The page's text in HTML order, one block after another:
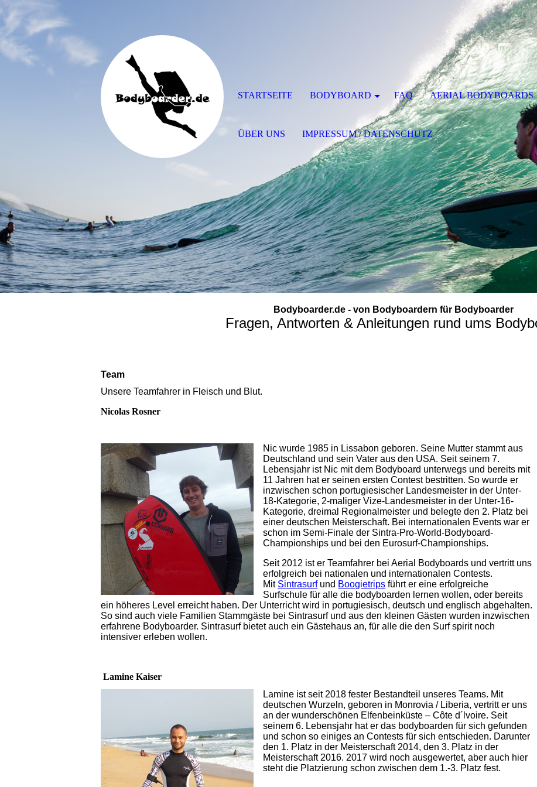
Bodyboarder.de - von Bodyboardern für Bodyboarder
Fragen, Antworten & Anleitungen rund ums
Team
Unsere Teamfahrer in Fleisch und Blut.
Nicolas Rosner
Nic wurde 1985 in Lissabon geboren. Seine Mutter stammt aus
Deutschland und sein Vater aus den USA. Seit seinem 7.
Lebensjahr ist Nic mit dem Bodyboard unterwegs und bereits mit
11 Jahren hat er seinen ersten Contest bestritten. So wurde er
inzwischen schon portugiesischer Landesmeister in der Unter-
18-Kategorie, 2-maliger Vize-Landesmeister in der Unter-16-
Kategorie, dreimal Regionalmeister und belegte den 2. Platz bei
einer deutschen Meisterschaft. Bei internationalen Events war er
schon im Semi-Finale der Sintra-Pro-World-Bodyboard-
Championships und bei den Eurosurf-Championships.
Seit 2012 ist er Teamfahrer bei Aerial Bodyboards und vertritt uns
erfolgreich bei nationalen und internationalen Contests.
Mit Sintrasurfund Boogietrips führt er eine erfolgreiche
Surfschule für alle die bodyboarden lernen wollen, oder bereits
ein höheres Level erreicht haben. Der Unterricht wird in portugiesisch, deutsch und englisch abgehalten.
So sind auch viele Familien Stammgäste bei Sintrasurf und aus den kleinen Gästen wurden inzwischen
erfahrene Bodyboarder. Sintrasurf bietet auch ein Gästehaus an, für alle die den Surf spirit noch
intensiver erleben wollen.
Lamine Kaiser
Lamine ist seit 2018 fester Bestandteil unseres Teams. Mit
deutschen Wurzeln, geboren in Monrovia / Liberia, vertritt er uns
an der wunderschönen Elfenbeinküste – Côte d´lvoire. Seit
seinem 6. Lebensjahr hat er das bodyboarden für sich gefunden
und schon so einiges an Contests für sich entschieden. Darunter
den 1. Platz in der Meisterschaft 2014, den 3. Platz in der
Meisterschaft 2016. 2017 wird noch ausgewertet, aber auch hier
steht die Platzierung schon zwischen dem 1.-3. Platz fest.
STARTSEITE BODYBOARD FAQ AERIAL BODYBOARDS
ÜBER UNS IMPRESSUM / DATENSCHUTZ